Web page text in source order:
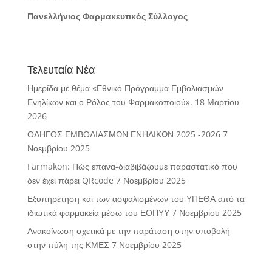
Πανελλήνιος Φαρμακευτικός Σύλλογος
Τελευταία Νέα
Ημερίδα με θέμα «Εθνικό Πρόγραμμα Εμβολιασμών
Ενηλίκων και ο Ρόλος του Φαρμακοποιού». 18 Μαρτίου
2026
ΟΔΗΓΟΣ ΕΜΒΟΛΙΑΣΜΩΝ ΕΝΗΛΙΚΩΝ 2025 -2026 7
Νοεμβρίου 2025
Farmakon: Πώς επανα-διαβιβάζουμε παραστατικό που
δεν έχει πάρει QRcode 7 Νοεμβρίου 2025
Εξυπηρέτηση και των ασφαλισμένων του ΥΠΕΘΑ από τα
ιδιωτικά φαρμακεία μέσω του ΕΟΠΥΥ 7 Νοεμβρίου 2025
Ανακοίνωση σχετικά με την παράταση στην υποβολή
στην πύλη της ΚΜΕΣ 7 Νοεμβρίου 2025